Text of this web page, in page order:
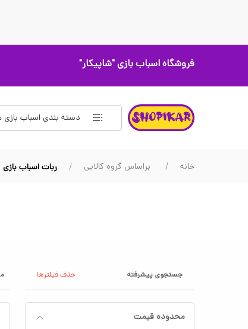
فروشگاه اسباب بازی"شاپیکار"
دسته بندی اسباب بازی
خانه براساس گروه کالایی ربات اسباب بازی
جستجوی پیشرفته حذف فیلترها
محدوده قیمت